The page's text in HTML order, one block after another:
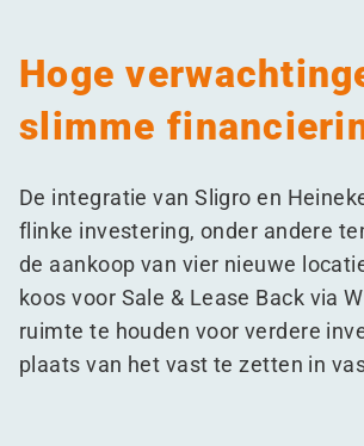
Hoge
slimme
De integratie van Sligro en
flinke investering, onder andere
de aankoop van vier nieuwe
koos voor Sale & Lease Back via
ruimte te houden voor verdere
plaats van het vast te zetten in